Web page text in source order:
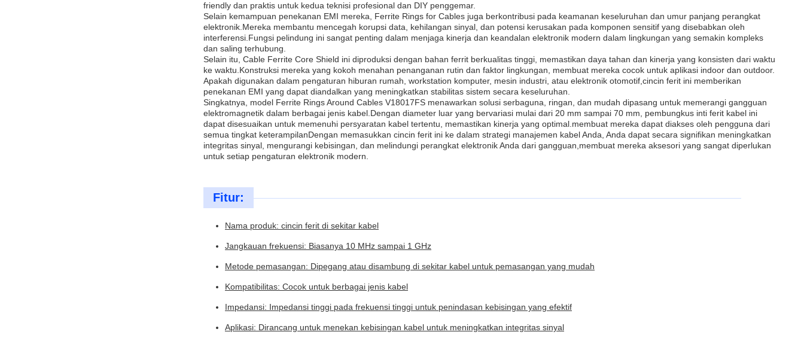
friendly dan praktis untuk kedua teknisi profesional dan DIY penggemar.
Selain kemampuan penekanan EMI mereka, Ferrite Rings for Cables juga berkontribusi pada keamanan keseluruhan dan umur panjang perangkat
elektronik.Mereka membantu mencegah korupsi data, kehilangan sinyal, dan potensi kerusakan pada komponen sensitif yang disebabkan oleh
interferensi.Fungsi pelindung ini sangat penting dalam menjaga kinerja dan keandalan elektronik modern dalam lingkungan yang semakin kompleks
dan saling terhubung.
Selain itu, Cable Ferrite Core Shield ini diproduksi dengan bahan ferrit berkualitas tinggi, memastikan daya tahan dan kinerja yang konsisten dari waktu
ke waktu.Konstruksi mereka yang kokoh menahan penanganan rutin dan faktor lingkungan, membuat mereka cocok untuk aplikasi indoor dan outdoor.
Apakah digunakan dalam pengaturan hiburan rumah, workstation komputer, mesin industri, atau elektronik otomotif,cincin ferit ini memberikan
penekanan EMI yang dapat diandalkan yang meningkatkan stabilitas sistem secara keseluruhan.
Singkatnya, model Ferrite Rings Around Cables V18017FS menawarkan solusi serbaguna, ringan, dan mudah dipasang untuk memerangi gangguan
elektromagnetik dalam berbagai jenis kabel.Dengan diameter luar yang bervariasi mulai dari 20 mm sampai 70 mm, pembungkus inti ferit kabel ini
dapat disesuaikan untuk memenuhi persyaratan kabel tertentu, memastikan kinerja yang optimal.membuat mereka dapat diakses oleh pengguna dari
semua tingkat keterampilanDengan memasukkan cincin ferit ini ke dalam strategi manajemen kabel Anda, Anda dapat secara signifikan meningkatkan
integritas sinyal, mengurangi kebisingan, dan melindungi perangkat elektronik Anda dari gangguan,membuat mereka aksesori yang sangat diperlukan
untuk setiap pengaturan elektronik modern.
Fitur:
Nama produk: cincin ferit di sekitar kabel
Jangkauan frekuensi: Biasanya 10 MHz sampai 1 GHz
Metode pemasangan: Dipegang atau disambung di sekitar kabel untuk pemasangan yang mudah
Kompatibilitas: Cocok untuk berbagai jenis kabel
Impedansi: Impedansi tinggi pada frekuensi tinggi untuk penindasan kebisingan yang efektif
Aplikasi: Dirancang untuk menekan kebisingan kabel untuk meningkatkan integritas sinyal